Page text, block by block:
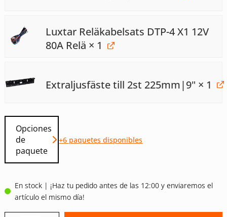
Luxtar Reläkabelsats DTP-4 X1 12V
80A Relä × 1
Extraljusfäste till 2st 225mm|9" × 1
Opciones
de
paquete
+6 paquetes disponibles
En stock | ¡Haz tu pedido antes de las 12:00 y enviaremos el
artículo el mismo día!